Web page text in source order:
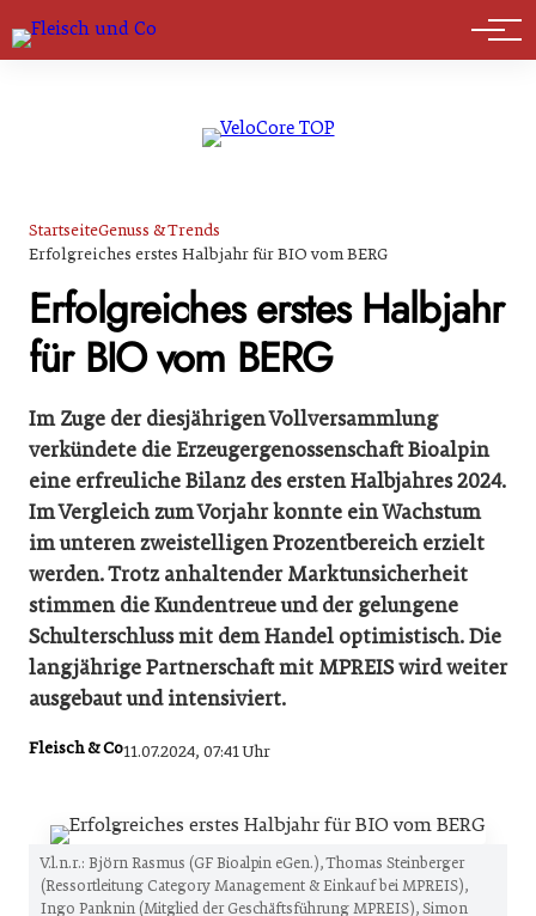
Marktführer
StartseiteGenuss & Trends
Erfolgreiches erstes Halbjahr für BIO vom BERG
Erfolgreiches erstes Halbjahr
für BIO vom BERG
Im Zuge der diesjährigen Vollversammlung
verkündete die Erzeugergenossenschaft Bioalpin
eine erfreuliche Bilanz des ersten Halbjahres 2024.
Im Vergleich zum Vorjahr konnte ein Wachstum
im unteren zweistelligen Prozentbereich erzielt
werden. Trotz anhaltender Marktunsicherheit
stimmen die Kundentreue und der gelungene
Schulterschluss mit dem Handel optimistisch. Die
langjährige Partnerschaft mit MPREIS wird weiter
ausgebaut und intensiviert.
Fleisch & Co11.07.2024, 07:41 Uhr
V.l.n.r.: Björn Rasmus (GF Bioalpin eGen.), Thomas Steinberger
(Ressortleitung Category Management & Einkauf bei MPREIS),
Ingo Panknin (Mitglied der Geschäftsführung MPREIS), Simon